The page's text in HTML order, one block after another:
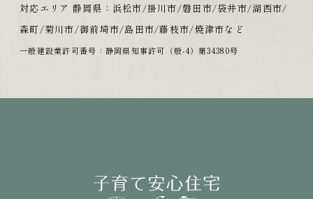
対応エリア 静岡県：浜松市/掛川市/磐田市/袋井市/湖西市/
森町/菊川市/御前埼市/島田市/藤枝市/焼津市など
一般建設業許可番号：静岡県知事許可（般-4）第34380号